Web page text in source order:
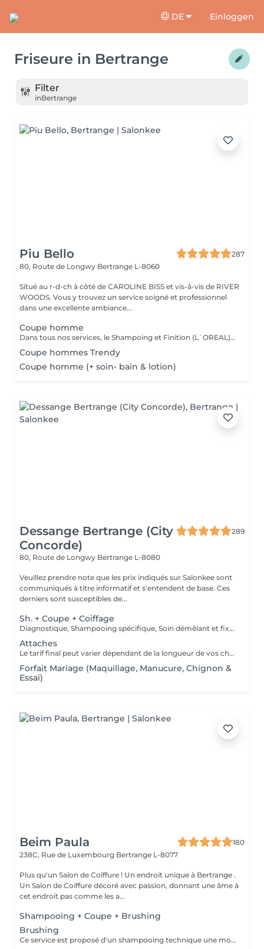
DE Einloggen
Friseure in Bertrange
Filter
inBertrange
Piu Bello
287
80, Route de Longwy Bertrange L-8060
Situé au r-d-ch à côté de CAROLINE BISS et vis-â-vis de RIVER
WOODS. Vous y trouvez un service soigné et professionnel
dans une excellente ambiance...
Coupe homme
Dans tous nos services, le Shampoing et Finition (L`OREAL)sont compris.
Coupe hommes Trendy
Coupe homme (+ soin- bain & lotion)
Dessange Bertrange (City
Concorde)
289
80, Route de Longwy Bertrange L-8080
Veuillez prendre note que les prix indiqués sur Salonkee sont
communiqués à titre informatif et s'entendent de base. Ces
derniers sont susceptibles de...
Sh. + Coupe + Coiffage
Diagnostique, Shampooing spécifique, Soin démêlant et fixation inclus. Veuillez prendre note que les prix indiqués sur Salonkee sont communiqués à titre informatif et s'entendent de base. Ces derniers sont susceptibles de varier selon le diagnostic réalisé à votre arrivée au salon et l'expertise du professionnel à qui vous confiez votre beauté. Dans tous les cas, un devis précis vous sera proposé et toutes réalisations de prestations seront effectuées avec votre accord.
Attaches
Le tarif final peut varier dépendant de la longueur de vos cheveux ainsi que des soins et produits utilisés.
Forfait Mariage (Maquillage, Manucure, Chignon &
Essai)
Beim Paula
180
238C, Rue de Luxembourg Bertrange L-8077
Plus qu'un Salon de Coiffure ! Un endroit unique à Bertrange .
Un Salon de Coiffure décoré avec passion, donnant une âme à
cet endroit pas comme les a...
Shampooing + Coupe + Brushing
Brushing
Ce service est proposé d'un shampooing technique une mousse et laque de finition